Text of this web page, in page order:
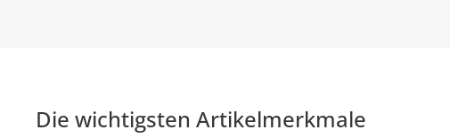
Die wichtigsten Artikelmerkmale